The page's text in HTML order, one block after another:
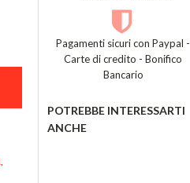
Pagamenti sicuri con Paypal -
Carte di credito - Bonifico
Bancario
POTREBBE INTERESSARTI
ANCHE